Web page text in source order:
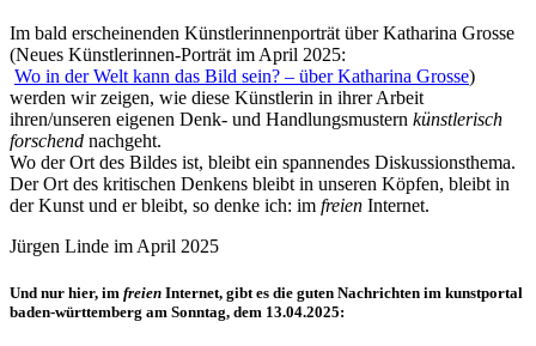
Im bald erscheinenden Künstlerinnenporträt über Katharina Grosse
(Neues Künstlerinnen-Porträt im April 2025:
Wo in der Welt kann das Bild sein? – über Katharina Grosse)
werden wir zeigen, wie diese Künstlerin in ihrer Arbeit
ihren/unseren eigenen Denk- und Handlungsmustern künstlerisch
forschend nachgeht.
Wo der Ort des Bildes ist, bleibt ein spannendes Diskussionsthema.
Der Ort des kritischen Denkens bleibt in unseren Köpfen, bleibt in
der Kunst und er bleibt, so denke ich: im freien Internet.
Jürgen Linde im April 2025
Und nur hier, im freien Internet, gibt es die guten Nachrichten im kunstportal
baden-württemberg am Sonntag, dem 13.04.2025: